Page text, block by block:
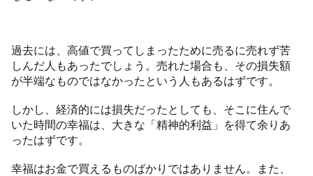
過去には、高値で買ってしまったために売るに売れず苦
しんだ人もあったでしょう。売れた場合も、その損失額
が半端なものではなかったという人もあるはずです。
しかし、経済的には損失だったとしても、そこに住んで
いた時間の幸福は、大きな「精神的利益」を得て余りあ
ったはずです。
幸福はお金で買えるものばかりではありません。また、